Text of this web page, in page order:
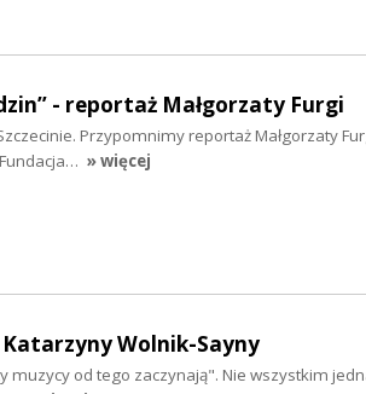
- reportaż Małgorzaty Furgi
Przypomnimy reportaż Małgorzaty
» więcej
Wolnik-Sayny
muzycy od tego zaczynają". Nie wszystkim